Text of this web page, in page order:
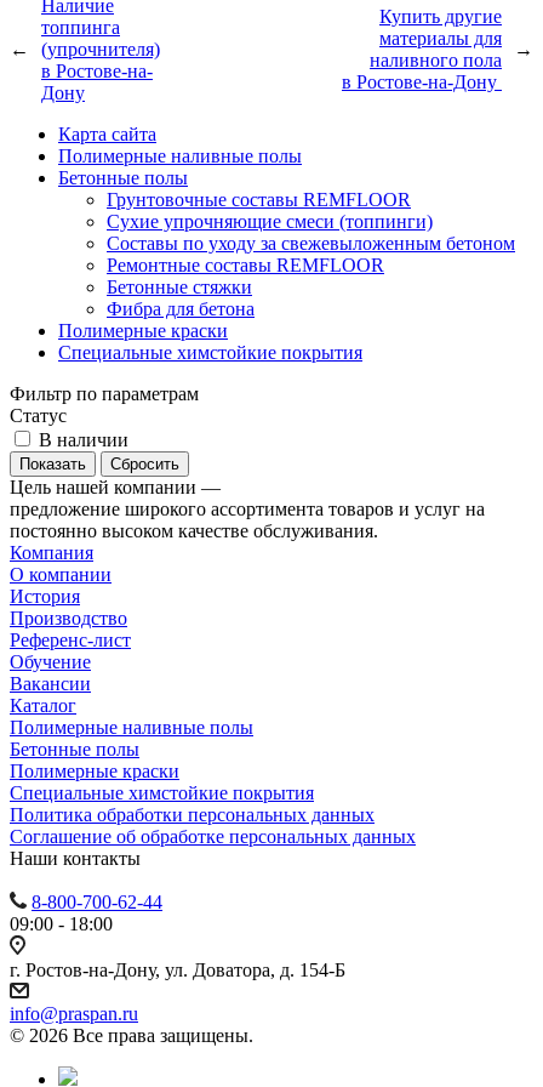
←
Наличие
топпинга
(упрочнителя)
в Ростове-на-
Дону
Купить другие
материалы для
наливного пола
в Ростове-на-Дону
→
Карта сайта
Полимерные наливные полы
Бетонные полы
Грунтовочные составы REMFLOOR
Сухие упрочняющие смеси (топпинги)
Составы по уходу за свежевыложенным бетоном
Ремонтные составы REMFLOOR
Бетонные стяжки
Фибра для бетона
Полимерные краски
Специальные химстойкие покрытия
Фильтр по параметрам
Статус
В наличии
Сбросить
Цель нашей компании —
предложение широкого ассортимента товаров и услуг на
постоянно высоком качестве обслуживания.
Компания
О компании
История
Производство
Референс-лист
Обучение
Вакансии
Каталог
Полимерные наливные полы
Бетонные полы
Полимерные краски
Специальные химстойкие покрытия
Политика обработки персональных данных
Cоглашение об обработке персональных данных
Наши контакты
8-800-700-62-44
09:00 - 18:00
г. Ростов-на-Дону, ул. Доватора, д. 154-Б
info@praspan.ru
© 2026 Все права защищены.